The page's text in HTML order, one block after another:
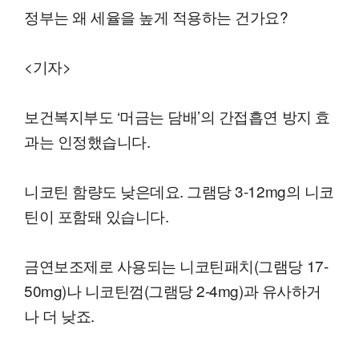
정부는 왜 세율을 높게 적용하는 건가요?
<기자>
보건복지부도 ‘머금는 담배’의 간접흡연 방지 효
과는 인정했습니다.
니코틴 함량도 낮은데요. 그램당 3-12mg의 니코
틴이 포함돼 있습니다.
금연보조제로 사용되는 니코틴패치(그램당 17-
50mg)나 니코틴껌(그램당 2-4mg)과 유사하거
나 더 낮죠.